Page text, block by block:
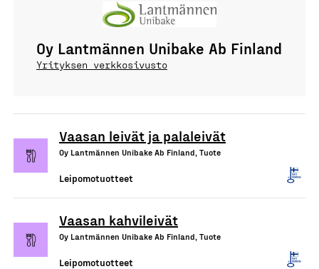
Oy Lantmännen Unibake Ab Finland
Yrityksen verkkosivusto
Vaasan leivät ja palaleivät
Oy Lantmännen Unibake Ab Finland, Tuote
Leipomotuotteet
Vaasan kahvileivät
Oy Lantmännen Unibake Ab Finland, Tuote
Leipomotuotteet